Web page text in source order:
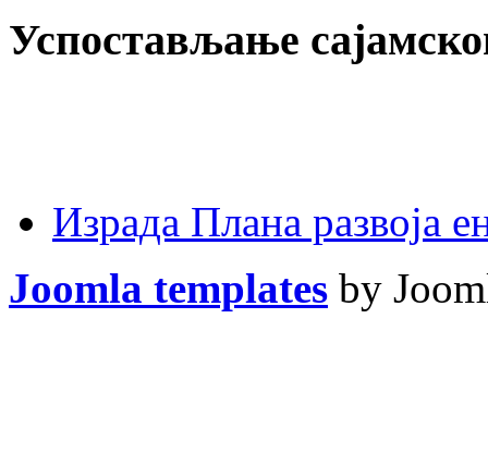
Успостављање
Израда Плана развоја
Joomla templates by